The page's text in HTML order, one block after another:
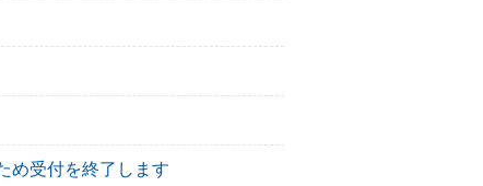
め受付を終了します